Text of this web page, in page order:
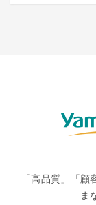
「高品質」「
ま